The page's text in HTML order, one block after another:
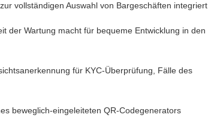
vollständigen Auswahl von Bargeschäften integriert
der Wartung macht für bequeme Entwicklung in den
für KYC-Überprüfung, Fälle des
beweglich-eingeleiteten QR-Codegenerators